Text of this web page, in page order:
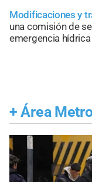
Modificaciones y
una comisión de
emergencia hídrica
+ Área